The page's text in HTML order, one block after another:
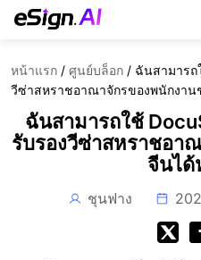
หน้าแรก / ศูนย์บล็อก / ฉันสามารถ
วีซ่าสหราชอาณาจักรของพนักงาน
ฉันสามารถใช้
รับรองวีซ่าสหราชอา
จีนได้
ชุนฟาง